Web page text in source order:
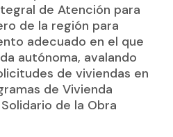
de Atención para
de la región para
adecuado en el que
autónoma, avalando
de viviendas en
de Vivienda
de la Obra